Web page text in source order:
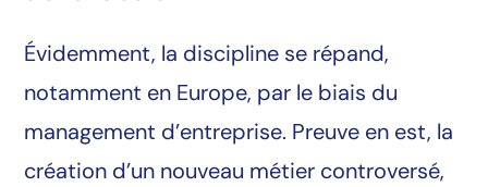
Évidemment, la discipline se répand,
notamment en Europe, par le biais du
management d’entreprise. Preuve en est, la
création d’un nouveau métier controversé,